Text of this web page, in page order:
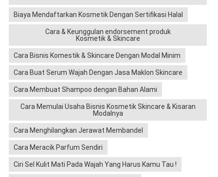
Biaya Mendaftarkan Kosmetik Dengan Sertifikasi Halal
Cara & Keunggulan endorsement produk
Kosmetik & Skincare
Cara Bisnis Komestik & Skincare Dengan Modal Minim
Cara Buat Serum Wajah Dengan Jasa Maklon Skincare
Cara Membuat Shampoo dengan Bahan Alami
Cara Memulai Usaha Bisnis Kosmetik Skincare & Kisaran
Modalnya
Cara Menghilangkan Jerawat Membandel
Cara Meracik Parfum Sendiri
Ciri Sel Kulit Mati Pada Wajah Yang Harus Kamu Tau !